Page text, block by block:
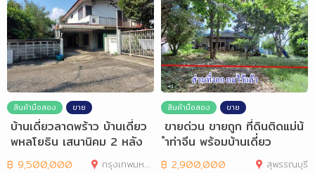
สินค้ามือสอง ขาย
บ้านเดี่ยวลาดพร้าว บ้านเดี่ยว
พหลโยธิน เสนานิคม 2 หลัง
88
฿ 9,500,000 กรุงเทพมหานคร
สินค้ามือสอง ขาย
ขายด่วน ขายถูก ที่ดินติดแม่น้
ำท่าจีน พร้อมบ้านเดี่ยว
฿ 2,900,000 สุพรรณบุรี